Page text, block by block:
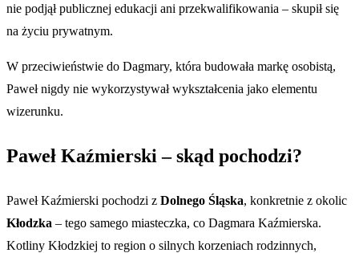
nie podjął publicznej edukacji ani przekwalifikowania – skupił się
na życiu prywatnym.
W przeciwieństwie do Dagmary, która budowała markę osobistą,
Paweł nigdy nie wykorzystywał wykształcenia jako elementu
wizerunku.
Paweł Kaźmierski – skąd pochodzi?
Paweł Kaźmierski pochodzi z Dolnego Śląska, konkretnie z okolic
Kłodzka – tego samego miasteczka, co Dagmara Kaźmierska.
Kotliny Kłodzkiej to region o silnych korzeniach rodzinnych,